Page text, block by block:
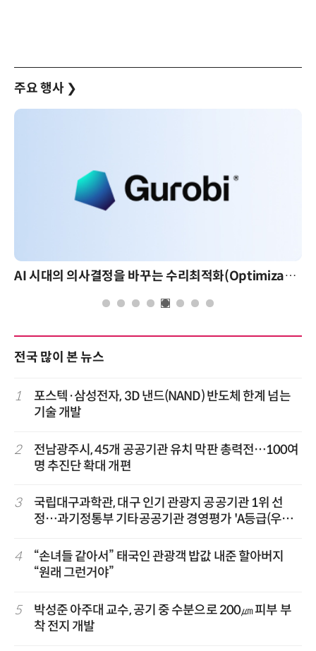
주요 행사 ❯
AI 시대의 의사결정을 바꾸는 수리최적화(Optimization): 실제 산업 적용 사례와 활용 전략
전국 많이 본 뉴스
1
포스텍·삼성전자, 3D 낸드(NAND) 반도체 한계 넘는
기술 개발
2
전남광주시, 45개 공공기관 유치 막판 총력전…100여
명 추진단 확대 개편
3
국립대구과학관, 대구 인기 관광지 공공기관 1위 선
정…과기정통부 기타공공기관 경영평가 'A등급(우수)'
4
“손녀들 같아서” 태국인 관광객 밥값 내준 할아버지
“원래 그런거야”
5
박성준 아주대 교수, 공기 중 수분으로 200㎛ 피부 부
착 전지 개발